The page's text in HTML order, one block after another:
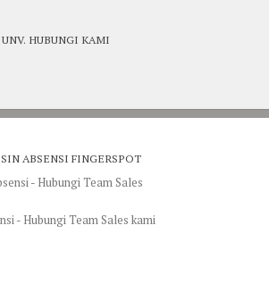
HUBUNGI KAMI
ABSENSI FINGERSPOT
- Hubungi Team Sales kami